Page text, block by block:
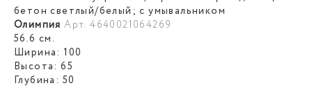
бетон светлый/белый; с умывальником
Олимпия Арт. 4640021064269
56.6 см.
Ширина: 100
Высота: 65
Глубина: 50